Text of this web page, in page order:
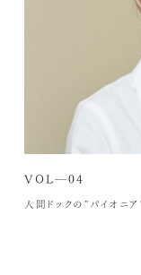
VOL―04